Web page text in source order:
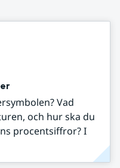
Vad
och hur ska du
procentsiffror? I